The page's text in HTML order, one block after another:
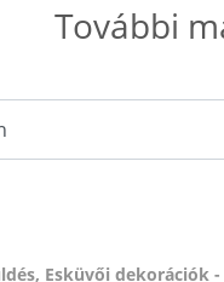
További
Esküvői dekorációk